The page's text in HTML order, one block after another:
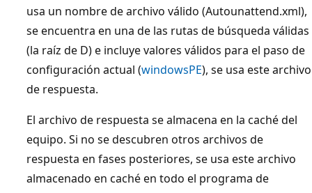
usa un nombre de archivo válido (Autounattend.xml),
se encuentra en una de las rutas de búsqueda válidas
(la raíz de D) e incluye valores válidos para el paso de
configuración actual (windowsPE), se usa este archivo
de respuesta.
El archivo de respuesta se almacena en la caché del
equipo. Si no se descubren otros archivos de
respuesta en fases posteriores, se usa este archivo
almacenado en caché en todo el programa de